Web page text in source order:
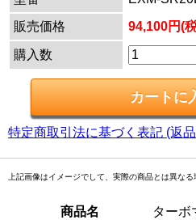
販売価格
94,100円(
購入数
特定商取引法に基づく表記 (返
上記画像はイメージでして、実際の商品とは異なる
商品名
ターボ